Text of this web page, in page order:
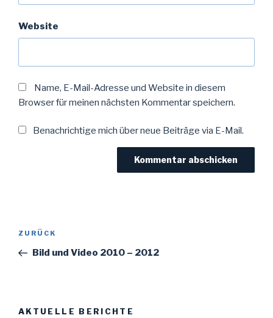
Website
Name, E-Mail-Adresse und Website in diesem
Browser für meinen nächsten Kommentar speichern.
Benachrichtige mich über neue Beiträge via E-Mail.
Beitragsnavigation
Vorheriger
Beitrag
ZURÜCK
Bild und Video 2010 – 2012
AKTUELLE BERICHTE